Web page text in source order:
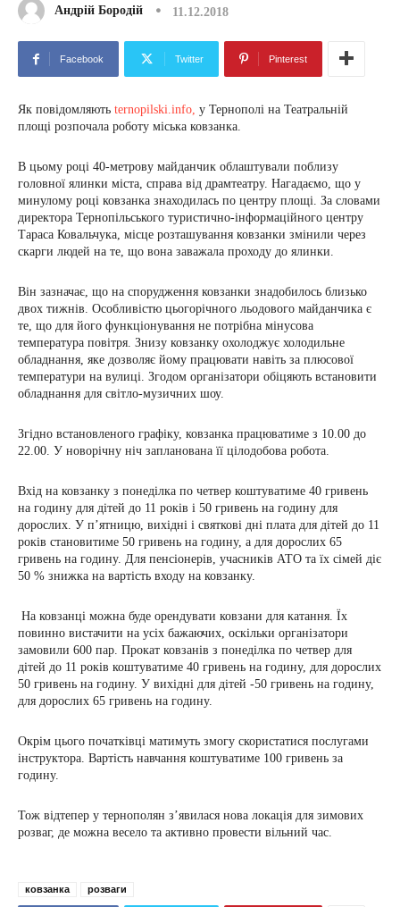
Андрій Бородій 11.12.2018
Facebook Twitter Pinterest
Як повідомляють ternopilski.info, у Тернополі на Театральній
площі розпочала роботу міська ковзанка.
В цьому році 40-метрову майданчик облаштували поблизу
головної ялинки міста, справа від драмтеатру. Нагадаємо, що у
минулому році ковзанка знаходилась по центру площі. За словами
директора Тернопільського туристично-інформаційного центру
Тараса Ковальчука, місце розташування ковзанки змінили через
скарги людей на те, що вона заважала проходу до ялинки.
Він зазначає, що на спорудження ковзанки знадобилось близько
двох тижнів. Особливістю цьогорічного льодового майданчика є
те, що для його функціонування не потрібна мінусова
температура повітря. Знизу ковзанку охолоджує холодильне
обладнання, яке дозволяє йому працювати навіть за плюсової
температури на вулиці. Згодом організатори обіцяють встановити
обладнання для світло-музичних шоу.
Згідно встановленого графіку, ковзанка працюватиме з 10.00 до
22.00. У новорічну ніч запланована її цілодобова робота.
Вхід на ковзанку з понеділка по четвер коштуватиме 40 гривень
на годину для дітей до 11 років і 50 гривень на годину для
дорослих. У п’ятницю, вихідні і святкові дні плата для дітей до 11
років становитиме 50 гривень на годину, а для дорослих 65
гривень на годину. Для пенсіонерів, учасників АТО та їх сімей діє
50 % знижка на вартість входу на ковзанку.
На ковзанці можна буде орендувати ковзани для катання. Їх
повинно вистачити на усіх бажаючих, оскільки організатори
замовили 600 пар. Прокат ковзанів з понеділка по четвер для
дітей до 11 років коштуватиме 40 гривень на годину, для дорослих
50 гривень на годину. У вихідні для дітей -50 гривень на годину,
для дорослих 65 гривень на годину.
Окрім цього початківці матимуть змогу скористатися послугами
інструктора. Вартість навчання коштуватиме 100 гривень за
годину.
Тож відтепер у тернополян з’явилася нова локація для зимових
розваг, де можна весело та активно провести вільний час.
ковзанка розваги